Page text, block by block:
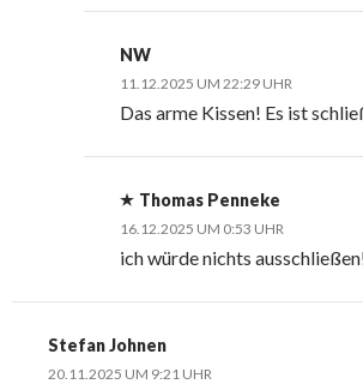
NW
11.12.2025 UM 22:29 UHR
Das arme Kissen! Es ist
Thomas Penneke
16.12.2025 UM 0:53 UHR
ich würde nichts
Stefan Johnen
20.11.2025 UM 9:21 UHR